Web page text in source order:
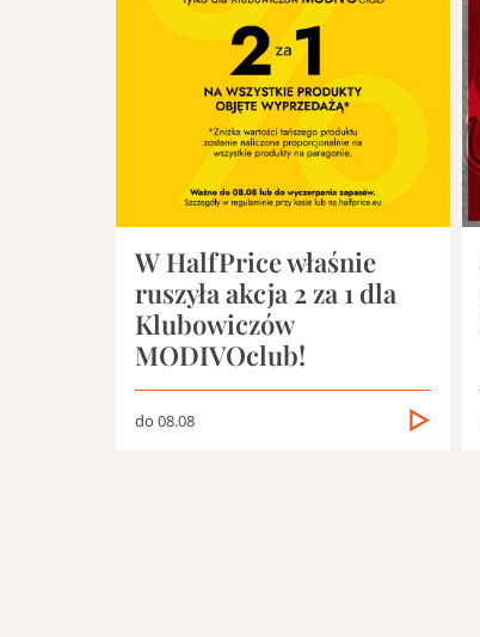
W HalfPrice właśnie
ruszyła akcja 2 za 1 dla
Klubowiczów
MODIVOclub!
do 08.08